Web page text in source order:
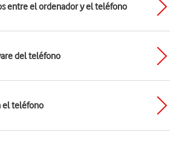
entre el ordenador y el teléfono
del teléfono
el teléfono